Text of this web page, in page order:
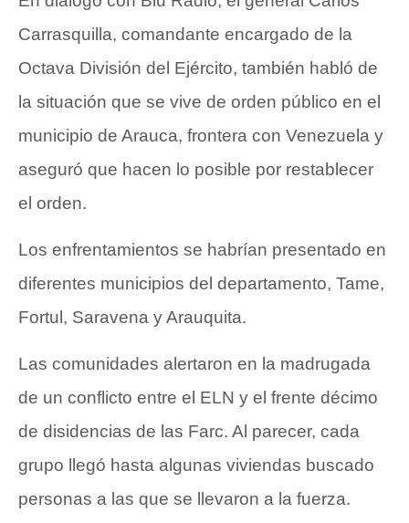
Carrasquilla, comandante encargado de la
Octava División del Ejército, también habló de
la situación que se vive de orden público en el
municipio de Arauca, frontera con Venezuela y
aseguró que hacen lo posible por restablecer
el orden.
Los enfrentamientos se habrían presentado en
diferentes municipios del departamento, Tame,
Fortul, Saravena y Arauquita.
Las comunidades alertaron en la madrugada
de un conflicto entre el ELN y el frente décimo
de disidencias de las Farc. Al parecer, cada
grupo llegó hasta algunas viviendas buscado
personas a las que se llevaron a la fuerza.